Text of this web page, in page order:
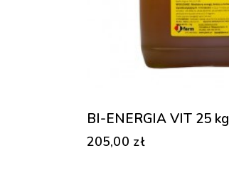
BI-ENERGIA VIT 25 kg
205,00 zł